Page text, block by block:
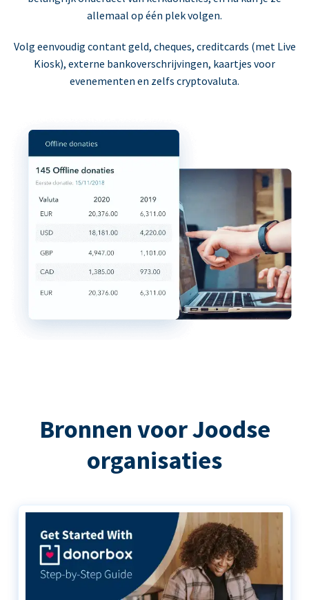
allemaal op één plek volgen.
Volg eenvoudig contant geld, cheques, creditcards (met Live
Kiosk), externe bankoverschrijvingen, kaartjes voor
evenementen en zelfs cryptovaluta.
Bronnen voor Joodse
organisaties